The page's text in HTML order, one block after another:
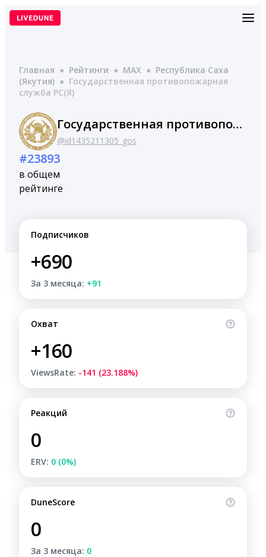
Перейти
Главная ● Рейтинги ● MAX ● Республика Саха
(Якутия) ● Государственная противопожарная
служба РС(Я)
Государственная противопожарная служба РС(Я)
@id1435211305_gos
#23893
в общем
рейтинге
Подписчиков
+690
За 3 месяца: +91
Охват
+160
ViewsRate: -141 (23.188%)
Реакций
0
ERV: 0 (0%)
DuneScore
0
За 3 месяца: 0